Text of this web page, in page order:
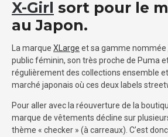
X-Girl sort pour le
au Japon.
La marque XLarge et sa gamme nommée
public féminin, son très proche de Puma
régulièrement des collections ensemble
marché japonais où ces deux labels
Pour aller avec la réouverture de la
marque de vêtements décline sur
thème « checker » (à carreaux). C’est